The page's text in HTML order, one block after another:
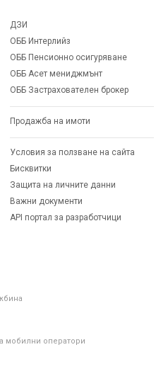
ДЗИ
ОББ Интерлийз
ОББ Пенсионно осигуряване
ОББ Асет мениджмънт
ОББ Застрахователен брокер
Продажба на имоти
Условия за ползване на сайта
Бисквитки
Защита на личните данни
Важни документи
API портал за разработчици
мобилни оператори